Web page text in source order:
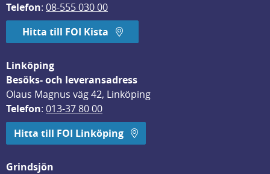
Telefon: 08-555 030 00
Hitta till FOI Kista
Linköping
Besöks- och leveransadress
Olaus Magnus väg 42, Linköping
Telefon: 013-37 80 00
Hitta till FOI Linköping
Grindsjön